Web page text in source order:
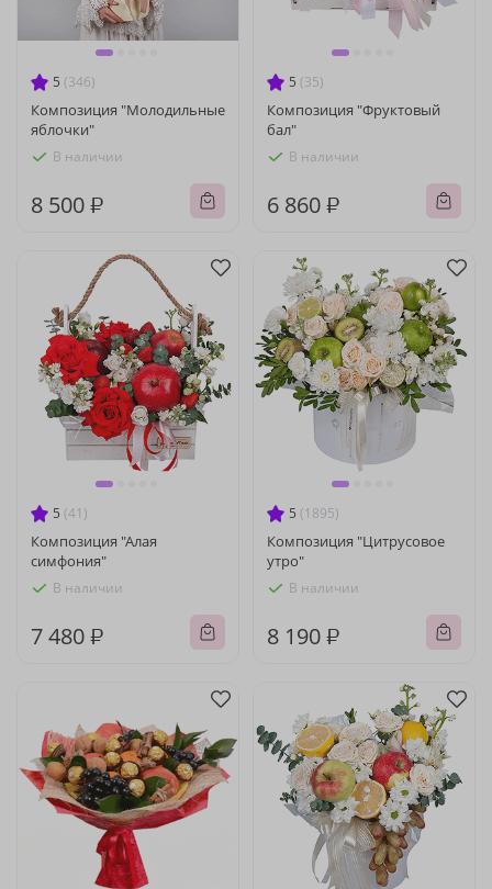
5 (346)
Композиция "Молодильные
яблочки"
В наличии
8 500 ₽
5 (35)
Композиция "Фруктовый
бал"
В наличии
6 860 ₽
5 (41)
Композиция "Алая
симфония"
В наличии
7 480 ₽
5 (1895)
Композиция "Цитрусовое
утро"
В наличии
8 190 ₽